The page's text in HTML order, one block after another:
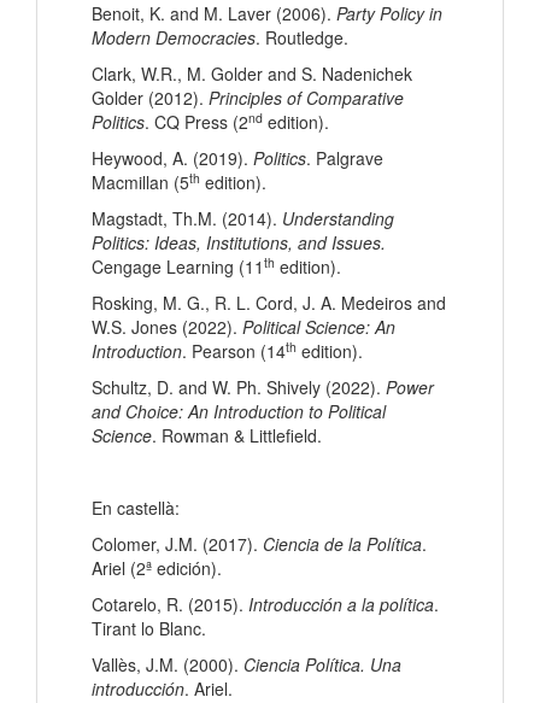
Benoit, K. and M. Laver (2006). Party Policy in
Modern Democracies. Routledge.
Clark, W.R., M. Golder and S. Nadenichek
Golder (2012). Principles of Comparative
Politics. CQ Press (2nd edition).
Heywood, A. (2019). Politics. Palgrave
Macmillan (5th edition).
Magstadt, Th.M. (2014). Understanding
Politics: Ideas, Institutions, and Issues.
Cengage Learning (11 th edition).
Rosking, M. G., R. L. Cord, J. A. Medeiros and
W.S. Jones (2022). Political Science: An
Introduction. Pearson (14th edition).
Schultz, D. and W. Ph. Shively (2022). Power
and Choice: An Introduction to Political
Science. Rowman & Littlefield.
En castellà:
Colomer, J.M. (2017). Ciencia de la Política.
Ariel (2ª edición).
Cotarelo, R. (2015). Introducción a la política.
Tirant lo Blanc.
Vallès, J.M. (2000). Ciencia Política. Una
introducción. Ariel.